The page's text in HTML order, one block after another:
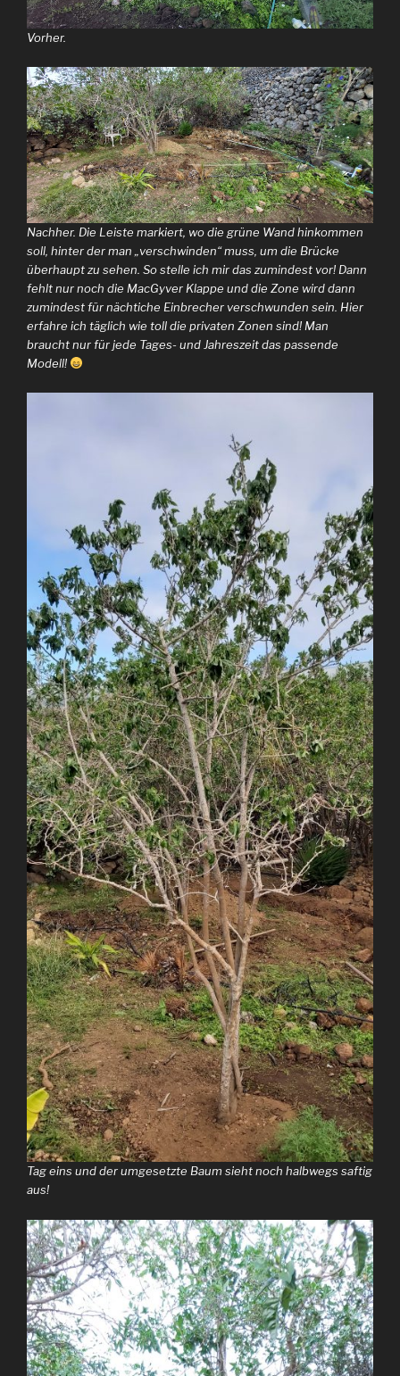
Vorher.
Nachher. Die Leiste markiert, wo die grüne Wand hinkommen
soll, hinter der man „verschwinden“ muss, um die Brücke
überhaupt zu sehen. So stelle ich mir das zumindest vor! Dann
fehlt nur noch die MacGyver Klappe und die Zone wird dann
zumindest für nächtiche Einbrecher verschwunden sein. Hier
erfahre ich täglich wie toll die privaten Zonen sind! Man
braucht nur für jede Tages- und Jahreszeit das passende
Modell!
Tag eins und der umgesetzte Baum sieht noch halbwegs saftig
aus!